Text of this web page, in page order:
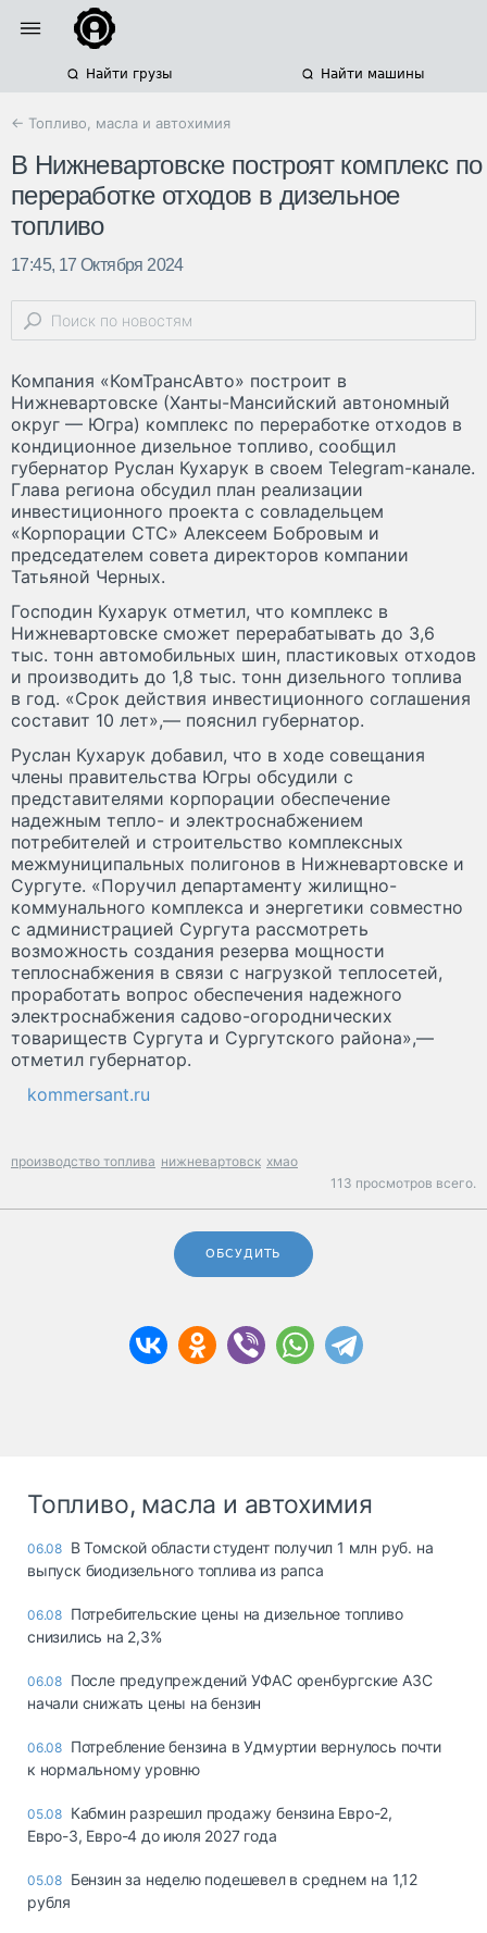
Найти грузы Найти машины
← Топливо, масла и автохимия
В Нижневартовске построят комплекс по
переработке отходов в дизельное
топливо
17:45, 17 Октября 2024
Компания «КомТрансАвто» построит в
Нижневартовске (Ханты-Мансийский автономный
округ — Югра) комплекс по переработке отходов в
кондиционное дизельное топливо, сообщил
губернатор Руслан Кухарук в своем Telegram-канале.
Глава региона обсудил план реализации
инвестиционного проекта с совладельцем
«Корпорации СТС» Алексеем Бобровым и
председателем совета директоров компании
Татьяной Черных.
Господин Кухарук отметил, что комплекс в
Нижневартовске сможет перерабатывать до 3,6
тыс. тонн автомобильных шин, пластиковых отходов
и производить до 1,8 тыс. тонн дизельного топлива
в год. «Срок действия инвестиционного соглашения
составит 10 лет»,— пояснил губернатор.
Руслан Кухарук добавил, что в ходе совещания
члены правительства Югры обсудили с
представителями корпорации обеспечение
надежным тепло- и электроснабжением
потребителей и строительство комплексных
межмуниципальных полигонов в Нижневартовске и
Сургуте. «Поручил департаменту жилищно-
коммунального комплекса и энергетики совместно
с администрацией Сургута рассмотреть
возможность создания резерва мощности
теплоснабжения в связи с нагрузкой теплосетей,
проработать вопрос обеспечения надежного
электроснабжения садово-огороднических
товариществ Сургута и Сургутского района»,—
отметил губернатор.
kommersant.ru
производство топлива нижневартовск хмао
113 просмотров всего.
ОБСУДИТЬ
Топливо, масла и автохимия
06.08 В Томской области студент получил 1 млн руб. на
выпуск биодизельного топлива из рапса
06.08 Потребительские цены на дизельное топливо
снизились на 2,3%
06.08 После предупреждений УФАС оренбургские АЗС
начали снижать цены на бензин
06.08 Потребление бензина в Удмуртии вернулось почти
к нормальному уровню
05.08 Кабмин разрешил продажу бензина Евро-2,
Евро-3, Евро-4 до июля 2027 года
05.08 Бензин за неделю подешевел в среднем на 1,12
рубля